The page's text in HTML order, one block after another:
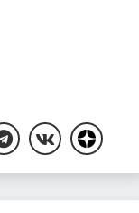
TelegramВКонтакте
Дзен